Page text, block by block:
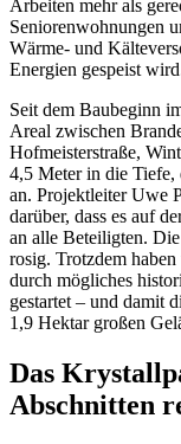
Arbeiten mehr als
Seniorenwohnungen
Wärme- und
Energien gespeist
Seit dem Baubeginn
Areal zwischen
Hofmeisterstraße,
4,5 Meter in die Tiefe,
an. Projektleiter Uwe
darüber, dass es auf
an alle Beteiligten.
rosig. Trotzdem
durch mögliches
gestartet – und damit
1,9 Hektar großen
Das
Abschnitten